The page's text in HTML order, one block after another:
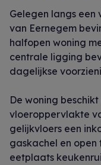
Gelegen langs een
van Eernegem
halfopen woning
centrale ligging
dagelijkse
De woning
vloeroppervlakte
gelijkvloers een
gaskachel en
eetplaats